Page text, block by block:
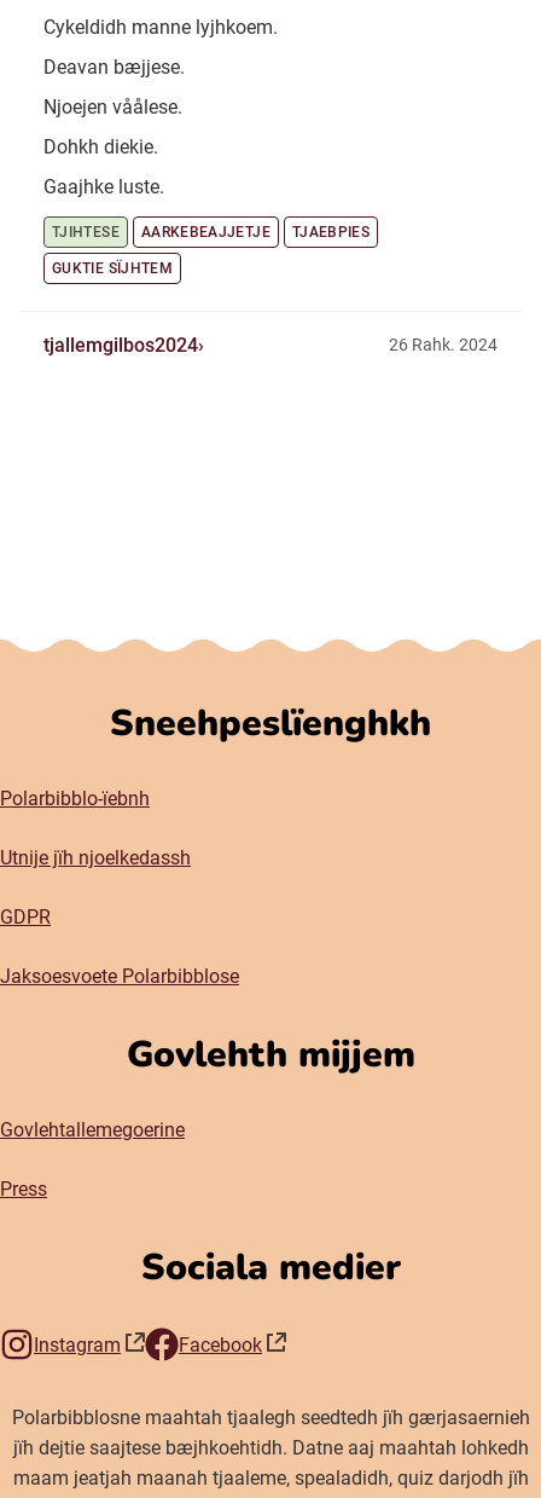
Cykeldidh manne lyjhkoem.
Deavan bæjjese.
Njoejen våålese.
Dohkh diekie.
Gaajhke luste.
TJIHTESE AARKEBEAJJETJE TJAEBPIES
GUKTIE SÏJHTEM
tjallemgilbos2024 26 Rahk. 2024
Sneehpeslïenghkh
Polarbibblo-ïebnh
Utnije jïh njoelkedassh
GDPR
Jaksoesvoete Polarbibblose
Govlehth mijjem
Govlehtallemegoerine
Press
Sociala medier
Instagram
(öppnas i nytt fönster)
Facebook
(öppnas i nytt fönster)
Polarbibblosne maahtah tjaalegh seedtedh jïh gærjasaernieh
jïh dejtie saajtese bæjhkoehtidh. Datne aaj maahtah lohkedh
maam jeatjah maanah tjaaleme, spealadidh, quiz darjodh jïh